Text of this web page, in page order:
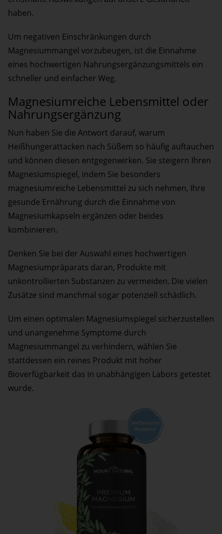
haben.
Um negativen Einschränkungen durch
Magnesiummangel vorzubeugen, ist die Einnahme
eines hochwertigen Nahrungsergänzungsmittels ein
schneller und einfacher Weg.
Magnesiumreiche Lebensmittel oder
Nahrungsergänzung
Nun haben Sie die Antwort darauf, warum
Heißhungerattacken nach Süßem so häufig auftauchen
und können diesen entgegenwirken. Sie steigern Ihren
Magnesiumspiegel, indem Sie besonders
magnesiumreiche Lebensmittel zu sich nehmen, Ihre
gesunde Ernährung durch die Einnahme von
Magnesiumkapseln ergänzen oder beides
kombinieren.
Denken Sie bei der Auswahl eines hochwertigen
Magnesiumpräparats daran, Produkte mit
unkontrollierten Substanzen zu vermeiden. Die vielen
Zusätze sind manchmal sogar potenziell schädlich.
Um einen optimalen Magnesiumspiegel sicherzustellen
und unangenehme Symptome durch
Magnesiummangel zu verhindern, wählen Sie
stattdessen ein reines Produkt mit hoher
Bioverfügbarkeit das in unabhängigen Labors getestet
wurde.